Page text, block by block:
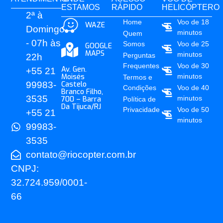
2ª à
Domingo
- 07h às
22h
+55 21
99983-
3535
+55 21
99983-
3535
contato@riocopter.com.br
CNPJ:
32.724.959/0001-
66
ESTAMOS
WAZE
GOOGLE
MAPS
Av. Gen.
Moisés
Castelo
Branco Filho,
700 – Barra
Da Tijuca/RJ
RÁPIDO
Home
Quem
Somos
Perguntas
Frequentes
Termos e
Condições
Política de
Privacidade
HELICÓPTERO
Voo de 18
minutos
Voo de 25
minutos
Voo de 30
minutos
Voo de 40
minutos
Voo de 50
minutos